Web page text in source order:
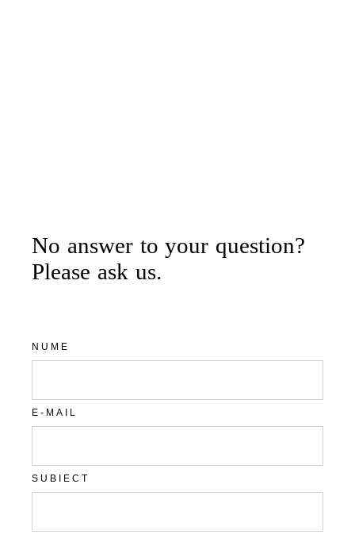
No answer to your question?
Please ask us.
NUME
E-MAIL
SUBIECT